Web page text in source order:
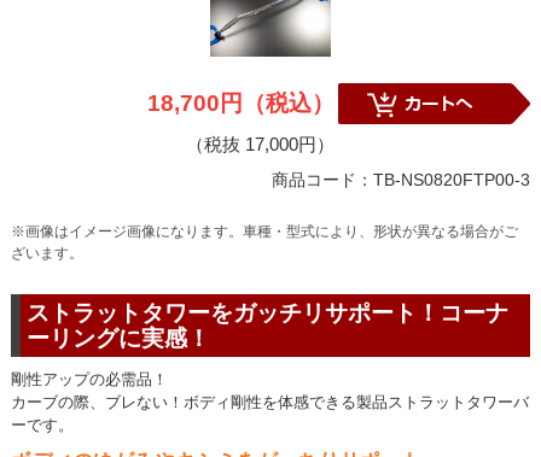
18,700円（税込）
（税抜 17,000円）
商品コード：TB-NS0820FTP00-3
※画像はイメージ画像になります。車種・型式により、形状が異なる場合がご
ざいます。
ストラットタワーをガッチリサポート！コーナ
ーリングに実感！
剛性アップの必需品！
カーブの際、ブレない！ボディ剛性を体感できる製品ストラットタワーバ
ーです。